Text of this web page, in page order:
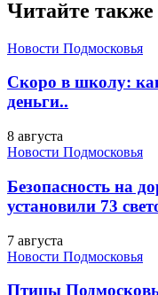
Читайте также
Новости Подмосковья
Скоро в школу:
деньги..
8 августа
Новости Подмосковья
Безопасность на
установили 73
7 августа
Новости Подмосковья
Птицы